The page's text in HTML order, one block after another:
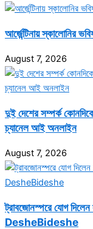
আর্জেন্টিনায় স্কালোনির
August 7, 2026
দুই দেশের সম্পর্ক কোনদিকে
চ্যানেল আই অনলাইন
August 7, 2026
ট্রাবজোনস্পরে যোগ
DesheBideshe